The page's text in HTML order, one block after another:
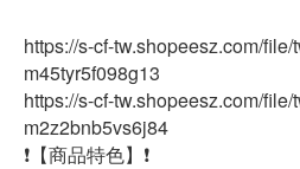
https://s-cf-tw.shopeesz.com/
m45tyr5f098g13
https://s-cf-tw.shopeesz.com/
m2z2bnb5vs6j84
❗【商品特色】❗